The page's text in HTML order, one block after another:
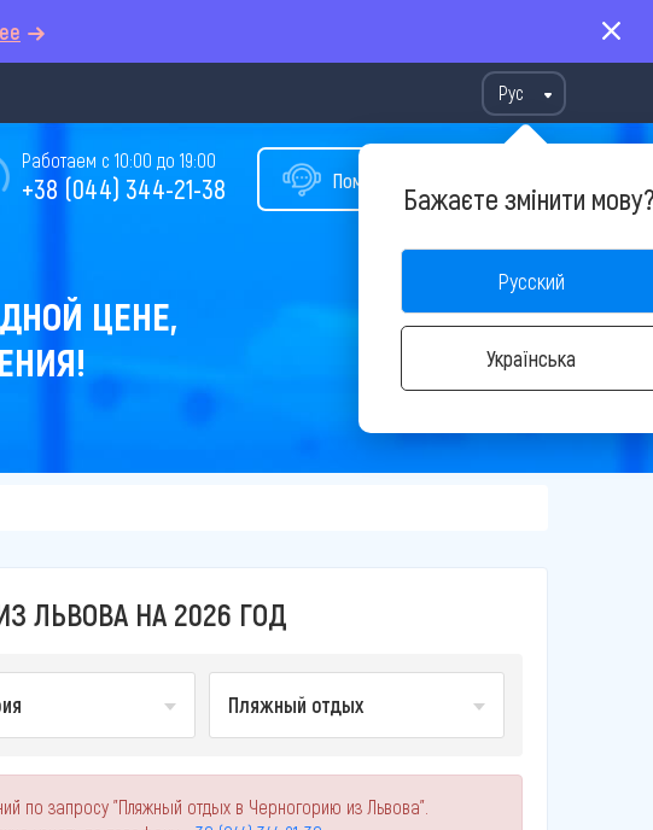
Рус
Бажаєте змінити
Русский
Українська
Помощь в подборе тура
Работаем с 10:00 до 19:00
+38 (044) 344-21-38
ЦЕНЕ,
ЛЬВОВА НА 2026 ГОД
Пляжный отдых
по запросу "Пляжный отдых в Черногорию из Львова".